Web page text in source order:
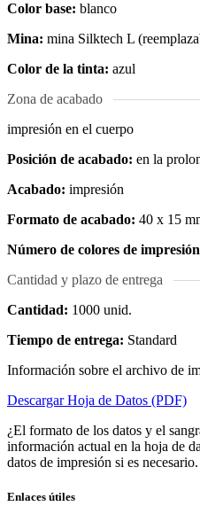
Color base: blanco
Mina: mina Silktech L
Color de la tinta: azul
Zona de acabado
impresión en el cuerpo
Posición de acabado: en la
Acabado: impresión
Formato de acabado: 40 x 15
Número de colores de
Cantidad y plazo de entrega
Cantidad: 1000 unid.
Tiempo de entrega: Standard
Información sobre el archivo de
Descargar Hoja de Datos (PDF)
¿El formato de los datos y el
información actual en la hoja de
datos de impresión si es necesario.
Enlaces útiles